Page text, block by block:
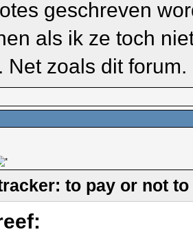
geschreven
als ik ze toch
Net zoals dit forum.
to pay or not to